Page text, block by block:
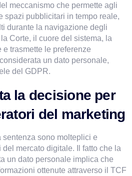
meccanismo che permette agli
spazi pubblicitari in tempo reale,
durante la navigazione degli
Corte, il cuore del sistema, la
e trasmette le preferenze
un dato personale,
del GDPR.
la decisione per
del marketing
sono molteplici e
un dato personale implica che
ottenute attraverso il TCF